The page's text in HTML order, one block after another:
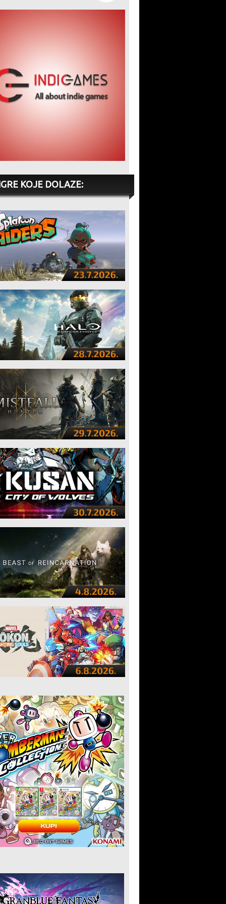
KOJE DOLAZE: